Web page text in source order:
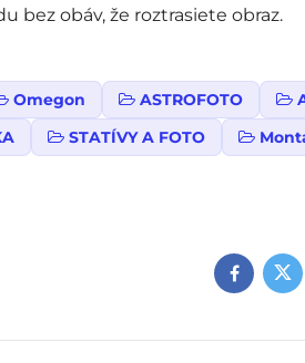
bez obáv, že roztrasiete obraz.
Omegon ASTROFOTO
STATÍVY A FOTO